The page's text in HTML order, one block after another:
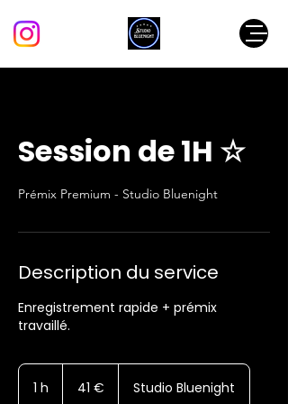
Session de 1H ☆
Prémix Premium - Studio Bluenight
Description du service
Enregistrement rapide + prémix
travaillé.
1 h 41 € Studio Bluenight